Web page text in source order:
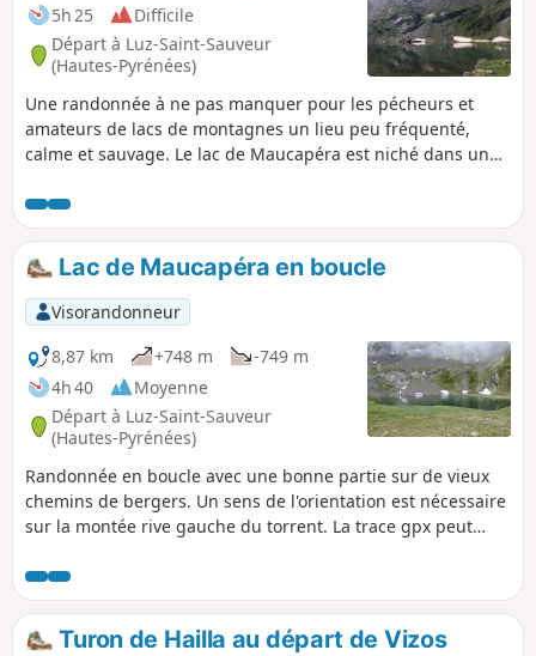
5h 25
Difficile
Départ à Luz-Saint-Sauveur
(Hautes-Pyrénées)
Une randonnée à ne pas manquer pour les pécheurs et
amateurs de lacs de montagnes un lieu peu fréquenté,
calme et sauvage. Le lac de Maucapéra est niché dans une
Cumadiére 2623m et de Lettious 2589m.
Lac de Maucapéra en boucle
Visorandonneur
8,87 km
+748 m
-749 m
4h 40
Moyenne
Départ à Luz-Saint-Sauveur
(Hautes-Pyrénées)
Randonnée en boucle avec une bonne partie sur de vieux
chemins de bergers. Un sens de l'orientation est nécessaire
sur la montée rive gauche du torrent. La trace gpx peut
parfaitement se faire en sens inverse. Veuillez refermer les
clôtures électriques et les portes des cabanes. Merci.
Turon de Hailla au départ de Vizos